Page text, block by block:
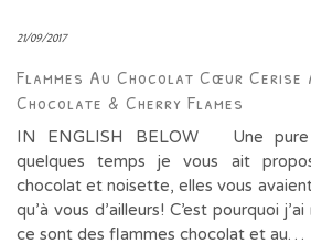
21/09/2017
Flammes Au Chocolat Cœur Cerise
Chocolate & Cherry Flames
IN ENGLISH BELOW Une pure
quelques temps je vous ait
chocolat et noisette, elles vous
qu’à vous d’ailleurs! C’est pourquoi
ce sont des flammes chocolat et au…